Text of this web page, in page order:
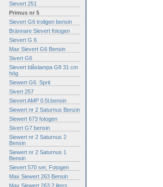
Sievert 251
Primus nr 5
Sievert G6 troligen bensin
Brännare Sievert fotogen
Sievert G 6
Max Sievert G6 Bensin
Sivert G6
Sievert blåslampa G8 31 cm
hög
Siewert G6. Sprit
Sivert 257
Sievert AMP 0.5l.bensin
Siewert nr 2 Saturnus Benzin
Siewert 673 fotogen
Sivert G7 bensin
Siewert nr 2 Saturnus 2
Bensin
Siewert nr 2 Saturnus 1
Bensin
Sievert 570 ser, Fotogen
Max Siewert 263 Bensin
Max Siewert 263 2 liters